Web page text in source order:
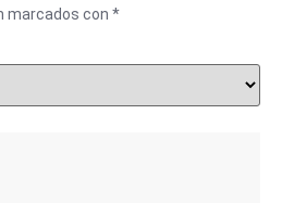
marcados con *